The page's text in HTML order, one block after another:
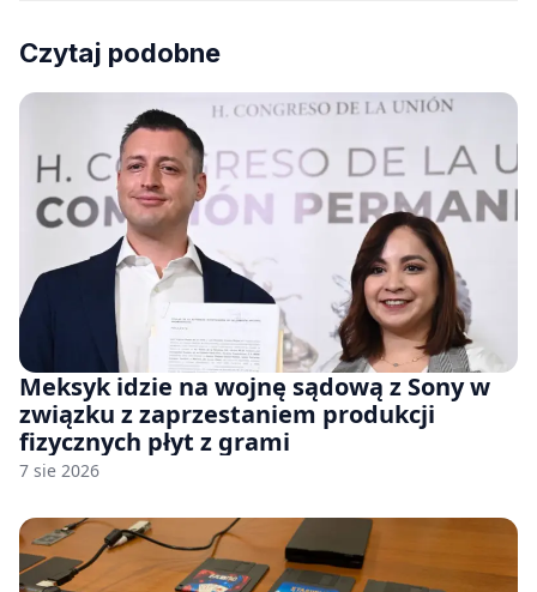
Czytaj podobne
Meksyk idzie na wojnę sądową z Sony w
związku z zaprzestaniem produkcji
fizycznych płyt z grami
7 sie 2026